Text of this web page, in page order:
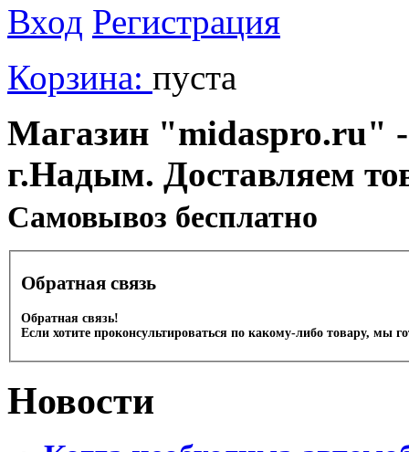
Вход Регистрация
Корзина: пуста
Магазин "midaspro.ru" -
г.Надым. Доставляем
Cамовывоз бесплатно
Обратная связь
Обратная связь!
Если хотите проконсультироваться по какому-либо товару, мы
Новости